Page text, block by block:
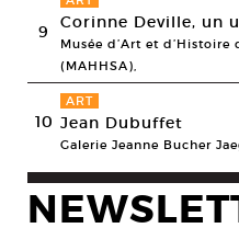
9 Corinne Deville, un
Musée d’Art et
(MAHHSA),
10
ART
Jean Dubuffet
Galerie Jeanne Bucher